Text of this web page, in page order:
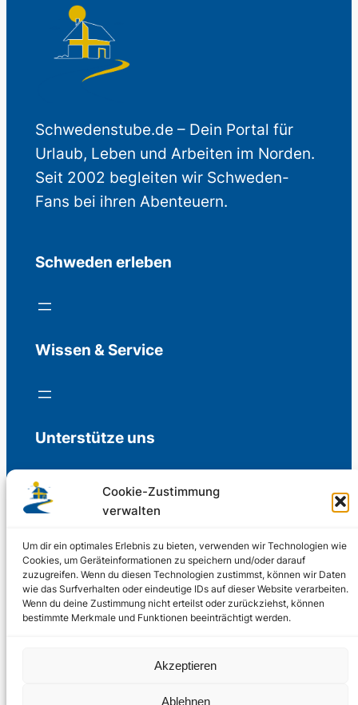
Cookie-Zustimmung
verwalten
Um dir ein optimales Erlebnis zu bieten, verwenden wir Technologien wie
Cookies, um Geräteinformationen zu speichern und/oder darauf
zuzugreifen. Wenn du diesen Technologien zustimmst, können wir Daten
wie das Surfverhalten oder eindeutige IDs auf dieser Website verarbeiten.
Wenn du deine Zustimmung nicht erteilst oder zurückziehst, können
bestimmte Merkmale und Funktionen beeinträchtigt werden.
Akzeptieren
Ablehnen
Schwedenstube.de – Dein Portal für
Urlaub, Leben und Arbeiten im Norden.
Seit 2002 begleiten wir Schweden-
Fans bei ihren Abenteuern.
Schweden erleben
Wissen & Service
Unterstütze uns
Freiwillige Spenden für die Aufrechterhaltung
Support us
© 2002 – 2026